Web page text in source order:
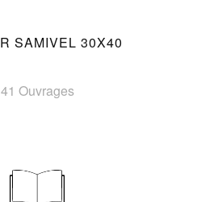
SAMIVEL 30X40
41 Ouvrages